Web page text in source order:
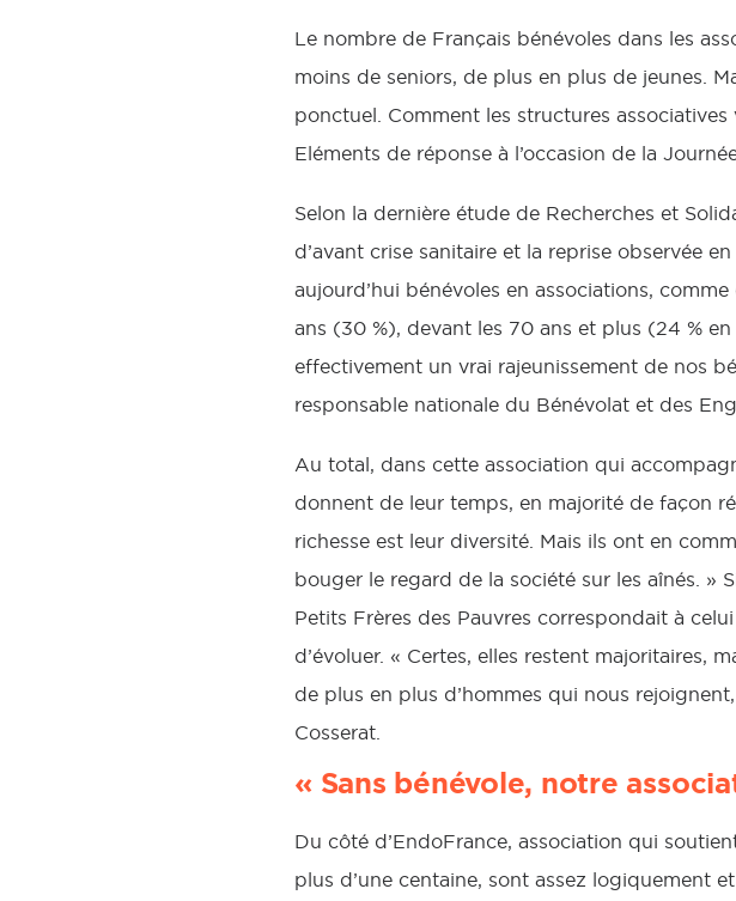
Le nombre de Français bénévoles dans les
moins de seniors, de plus en plus de jeunes.
ponctuel. Comment les structures
Eléments de réponse à l’occasion de la
Selon la dernière étude de Recherches et
d’avant crise sanitaire et la reprise observée
aujourd’hui bénévoles en associations,
ans (30 %), devant les 70 ans et plus (24 %
effectivement un vrai rajeunissement de nos
responsable nationale du Bénévolat et des
Au total, dans cette association qui
donnent de leur temps, en majorité de façon
richesse est leur diversité. Mais ils ont en
bouger le regard de la société sur les aînés. »
Petits Frères des Pauvres correspondait à
d’évoluer. « Certes, elles restent majoritaires,
de plus en plus d’hommes qui nous
Cosserat.
« Sans bénévole, notre
Du côté d’EndoFrance, association qui
plus d’une centaine, sont assez logiquement